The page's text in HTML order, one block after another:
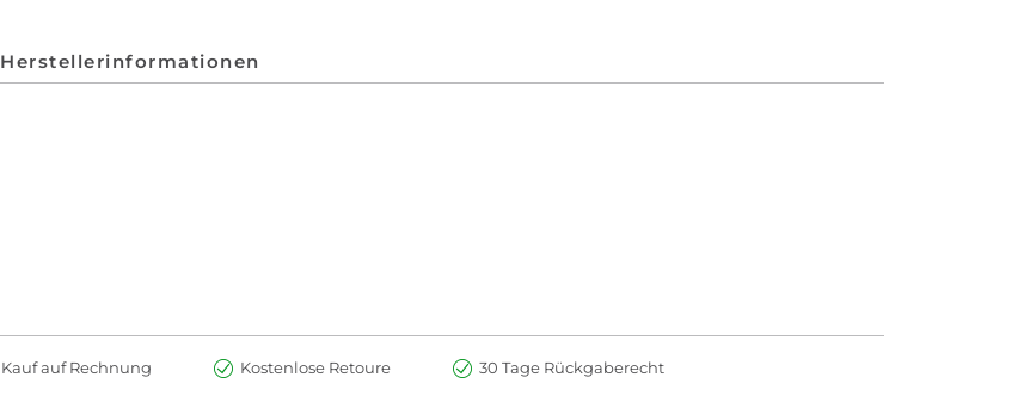
Herstellerinformationen
Kauf auf Rechnung Kostenlose Retoure 30 Tage Rückgaberecht